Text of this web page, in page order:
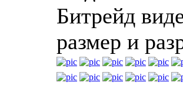
Битрейд
размер и